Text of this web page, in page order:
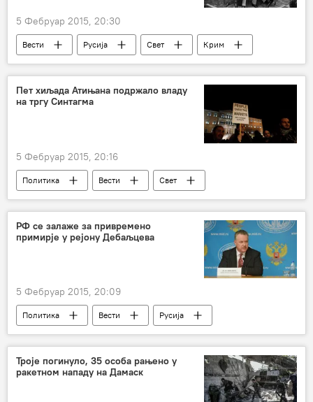
5 Фебруар 2015, 20:30
Вести Русија Свет
Крим
Јалтска конференција
споменик
Пет хиљада Атињана подржало владу
на тргу Синтагма
5 Фебруар 2015, 20:16
Политика Вести
Свет
Грчка
дуг митинг
РФ се залаже за привремено
примирје у рејону Дебаљцева
5 Фебруар 2015, 20:09
Политика Вести
Русија
Свет
Украјина
Донбас
Александар Лукашевич
Троје погинуло, 35 особа рањено у
ракетном нападу на Дамаск